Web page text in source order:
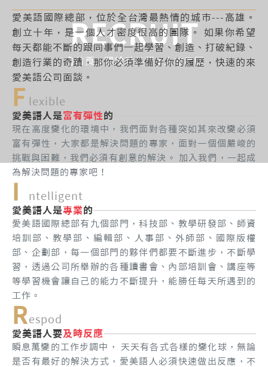
RECRUIT
首頁 關於愛美語 人才專區
愛美語國際總部，位於全台灣最熱情的城市---高雄。
創立十年，是一個人才密度很高的團隊。 如果你希望
每天都能不斷的跟同事們一起學習、創造、打破紀錄、
創造行業的奇蹟，那你必須準備好你的履歷，快速的來
愛美語公司面談。
F lexible
愛美語人是富有彈性的
現在高度變化的環境中，我們面對各種突如其來改變必須
富有彈性，大家都是解決問題的專家，面對一個個嚴峻的
挑戰與困難，我們必須有創意的解決。 加入我們，一起成
為解決問題的專家吧！
ntelligent
愛美語人是專業的
愛美語國際總部有九個部門，科技部、教學研發部、師資
培訓部、教學部、編輯部、人事部、外師部、國際版權
部、企劃部，每一個部門的夥伴們都要不斷進步，不斷學
習，透過公司所舉辦的各種讀書會、內部培訓會、講座等
等學習機會讓自己的能力不斷提升，能勝任每天所遇到的
工作。
R espod
愛美語人要及時反應
瞬息萬變的工作步調中， 天天有各式各樣的變化球，無論
是否有最好的解決方式，愛美語人必須快速做出反應，不